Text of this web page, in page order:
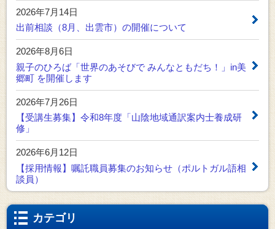
2026年7月14日
出前相談（8月、出雲市）の開催について
2026年8月6日
親子のひろば「世界のあそびで みんなともだち！」in美
郷町 を開催します
2026年7月26日
【受講生募集】令和8年度「山陰地域通訳案内士養成研
修」
2026年6月12日
【採用情報】嘱託職員募集のお知らせ（ポルトガル語相
談員）
カテゴリ